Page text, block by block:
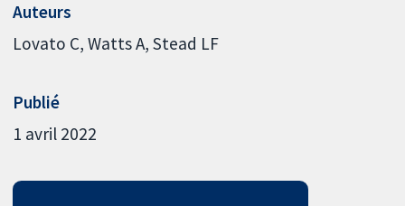
Auteurs
Lovato C Watts A Stead LF
Publié
1 avril 2022